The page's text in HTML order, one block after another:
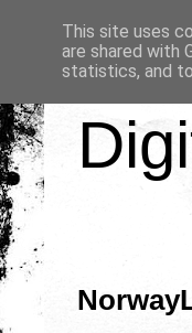
This site uses
are shared with
statistics, and